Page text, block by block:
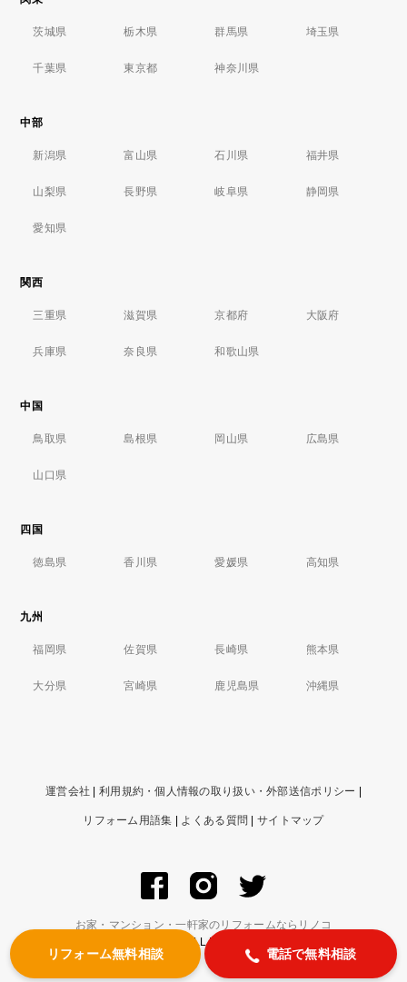
リフォーム無料相談 電話で無料相談
茨城県 栃木県 群馬県 埼玉県
千葉県 東京都 神奈川県
中部
新潟県 富山県 石川県 福井県
山梨県 長野県 岐阜県 静岡県
愛知県
関西
三重県 滋賀県 京都府 大阪府
兵庫県 奈良県 和歌山県
中国
鳥取県 島根県 岡山県 広島県
山口県
四国
徳島県 香川県 愛媛県 高知県
九州
福岡県 佐賀県 長崎県 熊本県
大分県 宮崎県 鹿児島県 沖縄県
運営会社 利用規約・個人情報の取り扱い・外部送信ポリシー
リフォーム用語集 よくある質問 サイトマップ
お家・マンション・一軒家のリフォームならリノコ
© ZIGExN Co., Ltd. ALL RIGHTS RESERVED.